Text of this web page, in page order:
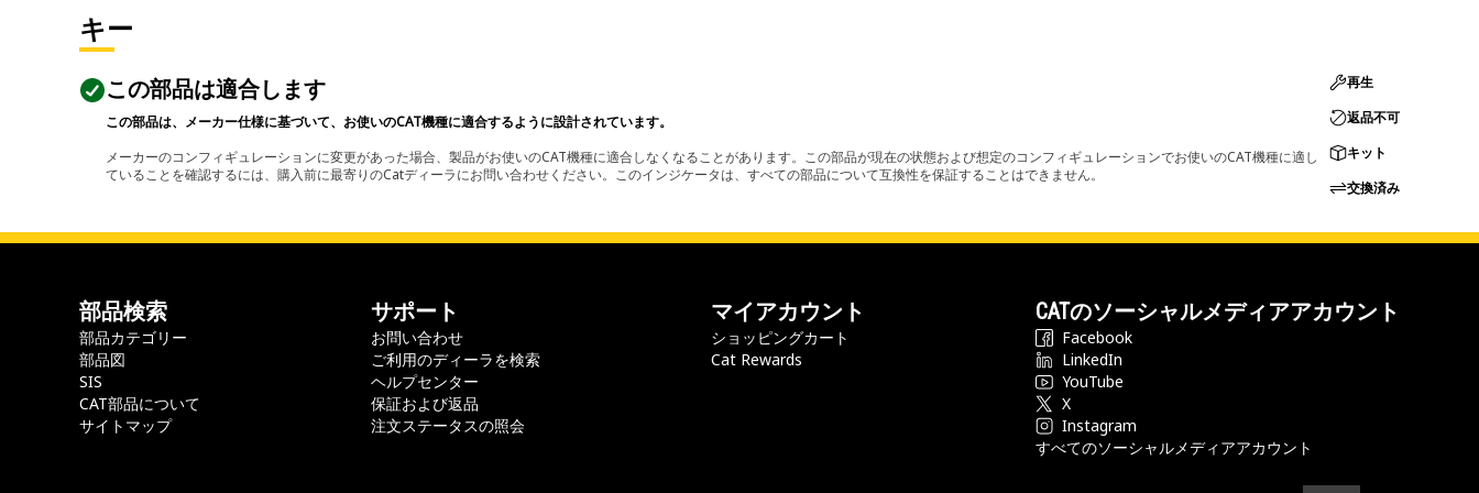
キー
この部品は適合します
この部品は、メーカー仕様に基づいて、お使いのCAT機種に適合するように設計されています。
メーカーのコンフィギュレーションに変更があった場合、製品がお使いのCAT機種に適合しなくなることがあります。この部品が現在の状態および想定のコンフィギュレーションでお使いのCAT機種に適し
ていることを確認するには、購入前に最寄りのCatディーラにお問い合わせください。このインジケータは、すべての部品について互換性を保証することはできません。
再生
返品不可
キット
交換済み
部品検索
部品カテゴリー
部品図
SIS
CAT部品について
サイトマップ
サポート
お問い合わせ
ご利用のディーラを検索
ヘルプセンター
保証および返品
注文ステータスの照会
マイアカウント
ショッピングカート
Cat Rewards
CATのソーシャルメディアアカウント
Facebook
LinkedIn
YouTube
X
Instagram
すべてのソーシャルメディアアカウント